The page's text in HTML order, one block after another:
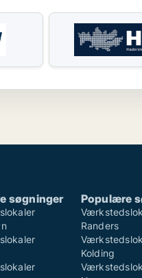
søgninger Populære
Randers
Kolding